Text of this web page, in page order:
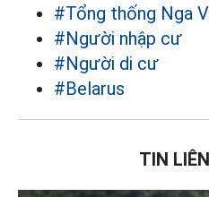
#Tổng thống Nga
#Người nhập cư
#Người di cư
#Belarus
TIN